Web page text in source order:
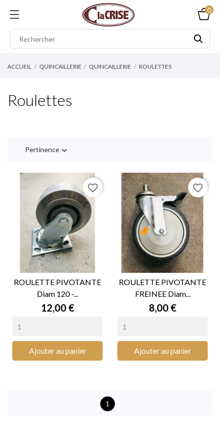
0
ACCUEIL QUINCAILLERIE QUINCAILLERIE ROULETTES
Roulettes
Pertinence 
ROULETTE PIVOTANTE
Diam 120 -...
Prix
12,00 €
Ajouter au panier
favorite_border
ROULETTE PIVOTANTE
FREINEE Diam...
Prix
8,00 €
Ajouter au panier
favorite_border
1